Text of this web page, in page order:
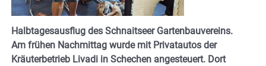
Halbtagesausflug des Schnaitseer Gartenbauvereins.
Am frühen Nachmittag wurde mit Privatautos der
Kräuterbetrieb Livadi in Schechen angesteuert. Dort